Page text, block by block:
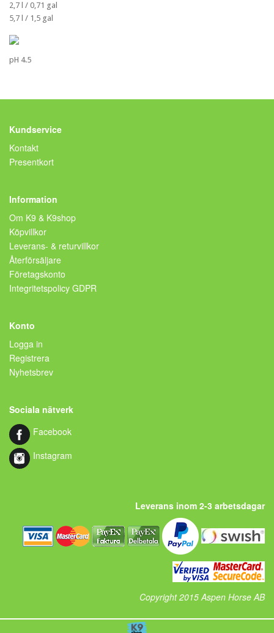
2,7 l / 0,71 gal
5,7 l / 1,5 gal
pH 4.5
Kundservice
Kontakt
Presentkort
Information
Om K9 & K9shop
Köpvillkor
Leverans- & returvillkor
Återförsäljare
Företagskonto
Integritetspolicy GDPR
Konto
Logga in
Registrera
Nyhetsbrev
Sociala nätverk
Facebook
Instagram
Leverans inom 2-3 arbetsdagar
Copyright 2015 Aspen Horse AB